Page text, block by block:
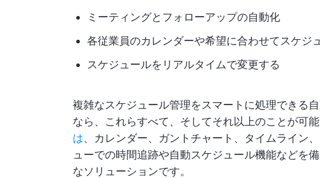
ミーティングとフォローアップの自動化
各従業員のカレンダーや希望に合わせてスケジ
スケジュールをリアルタイムで変更する
複雑なスケジュール管理をスマートに処理できる
なら、これらすべて、そしてそれ以上のことが可能
は、カレンダー、ガントチャート、タイムライン
ューでの時間追跡や自動スケジュール機能などを
なソリューションです。